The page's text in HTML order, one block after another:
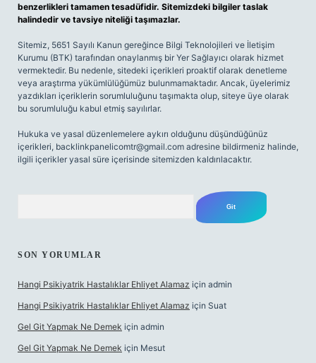
benzerlikleri tamamen tesadüfidir. Sitemizdeki bilgiler taslak
halindedir ve tavsiye niteliği taşımazlar.
Sitemiz, 5651 Sayılı Kanun gereğince Bilgi Teknolojileri ve İletişim
Kurumu (BTK) tarafından onaylanmış bir Yer Sağlayıcı olarak hizmet
vermektedir. Bu nedenle, sitedeki içerikleri proaktif olarak denetleme
veya araştırma yükümlülüğümüz bulunmamaktadır. Ancak, üyelerimiz
yazdıkları içeriklerin sorumluluğunu taşımakta olup, siteye üye olarak
bu sorumluluğu kabul etmiş sayılırlar.
Hukuka ve yasal düzenlemelere aykırı olduğunu düşündüğünüz
içerikleri, backlinkpanelicomtr@gmail.com adresine bildirmeniz halinde,
ilgili içerikler yasal süre içerisinde sitemizden kaldırılacaktır.
SON YORUMLAR
Hangi Psikiyatrik Hastalıklar Ehliyet Alamaz için admin
Hangi Psikiyatrik Hastalıklar Ehliyet Alamaz için Suat
Gel Git Yapmak Ne Demek için admin
Gel Git Yapmak Ne Demek için Mesut